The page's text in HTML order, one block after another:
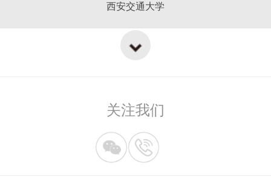
西安交通大学
关注我们